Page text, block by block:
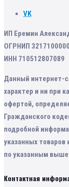
VK
ИП Еремин
ОГРНИП
ИНН 710512807089
Данный интернет-
характер и ни при
офертой,
Гражданского
подробной
указанных
по указанным
Контактная